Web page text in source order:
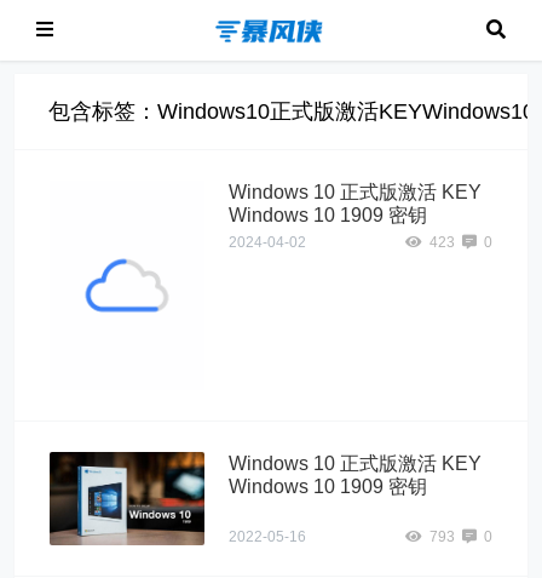
包含标签：Windows10正式版激活
Windows10"
alt="Windows 10
Windows 10 正式版激活 KEY
Windows 10 1909 密钥
2024-04-02 423 0
Windows 10 正式版激活 KEY
Windows 10 1909 密钥
2022-05-16 793 0